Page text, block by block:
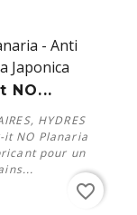
NO...
HYDRES
it NO Planaria
pour un
favorite_border